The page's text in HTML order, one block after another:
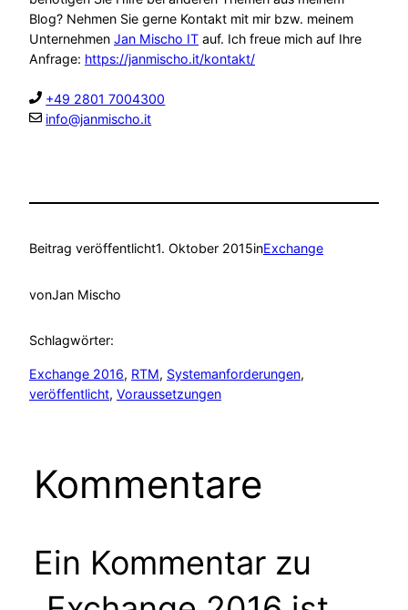
Blog? Nehmen Sie gerne Kontakt mit mir bzw. meinem
Unternehmen Jan Mischo IT auf. Ich freue mich auf Ihre
Anfrage: https://janmischo.it/kontakt/
+49 2801 7004300
info@janmischo.it
Beitrag veröffentlicht1. Oktober 2015inExchange
vonJan Mischo
Schlagwörter:
Exchange 2016, RTM, Systemanforderungen
veröffentlicht, Voraussetzungen
Kommentare
Ein Kommentar zu